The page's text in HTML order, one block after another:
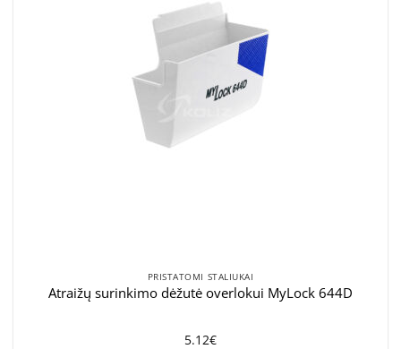
PRISTATOMI STALIUKAI
Atraižų surinkimo dėžutė overlokui MyLock 644D
5.12€